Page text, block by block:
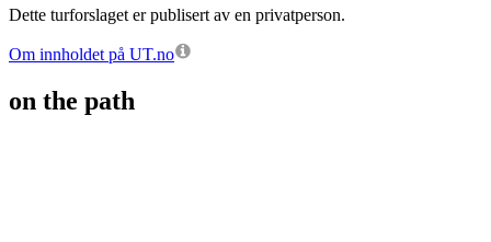
Dette turforslaget er publisert av en privatperson.
Om innholdet på UT.no
on the path